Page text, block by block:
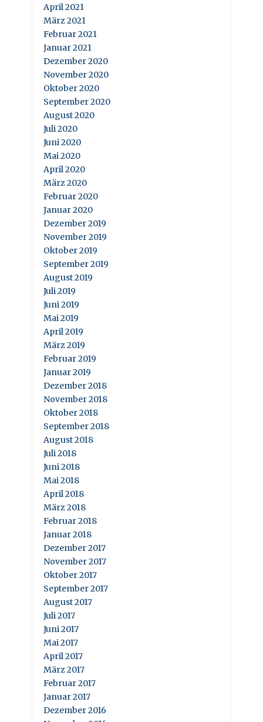
April 2021
März 2021
Februar 2021
Januar 2021
Dezember 2020
November 2020
Oktober 2020
September 2020
August 2020
Juli 2020
Juni 2020
Mai 2020
April 2020
März 2020
Februar 2020
Januar 2020
Dezember 2019
November 2019
Oktober 2019
September 2019
August 2019
Juli 2019
Juni 2019
Mai 2019
April 2019
März 2019
Februar 2019
Januar 2019
Dezember 2018
November 2018
Oktober 2018
September 2018
August 2018
Juli 2018
Juni 2018
Mai 2018
April 2018
März 2018
Februar 2018
Januar 2018
Dezember 2017
November 2017
Oktober 2017
September 2017
August 2017
Juli 2017
Juni 2017
Mai 2017
April 2017
März 2017
Februar 2017
Januar 2017
Dezember 2016